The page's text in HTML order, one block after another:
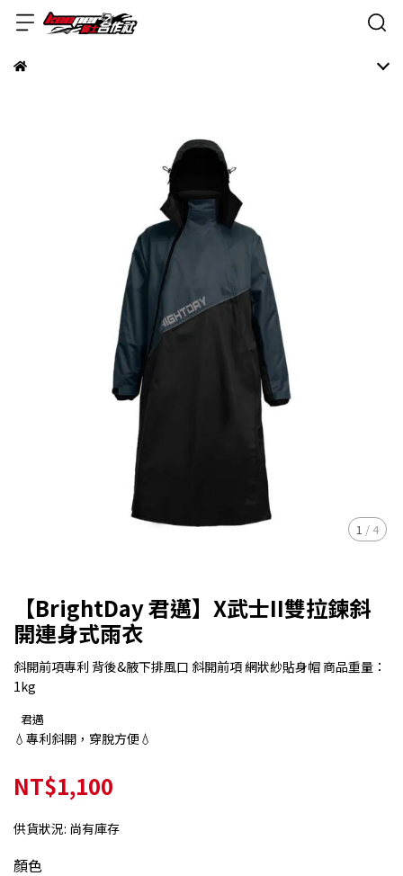
1 / 4
【BrightDay 君邁】X武士II雙拉鍊斜
開連身式雨衣
斜開前項專利 背後&腋下排風口 斜開前項 網狀紗貼身帽 商品重量：
1kg
君邁
💧專利斜開，穿脫方便💧
NT$1,100
供貨狀況: 尚有庫存
顏色